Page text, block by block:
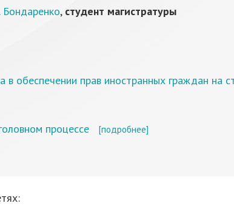
Бондаренко, студент магистратуры
в обеспечении прав иностранных граждан на
процессе [подробнее]